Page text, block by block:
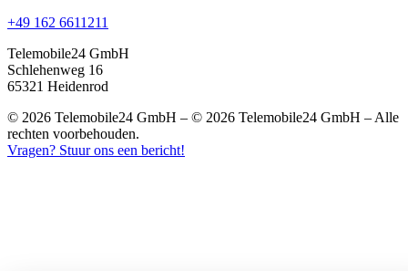
+49 162 6611211
Telemobile24 GmbH
Schlehenweg 16
65321 Heidenrod
© 2026 Telemobile24 GmbH – © 2026 Telemobile24 GmbH – Alle
rechten voorbehouden.
Vragen? Stuur ons een bericht!